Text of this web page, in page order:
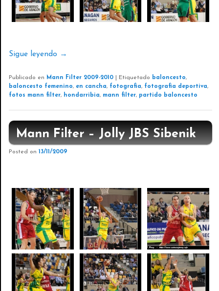
Sigue leyendo →
Publicado en Mann Filter 2009-2010 Etiquetado baloncesto,
baloncesto femenino, en cancha, fotografia, fotografia deportiva,
fotos mann filter, hondarribia, mann filter, partido baloncesto
Mann Filter – Jolly JBS Sibenik
Posted on13/11/2009